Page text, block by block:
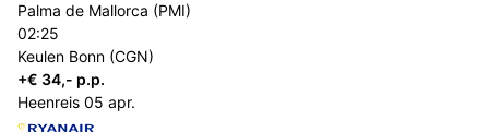
Palma de Mallorca (PMI)
02:25
Keulen Bonn (CGN)
+€ 34,- p.p.
Heenreis 05 apr.